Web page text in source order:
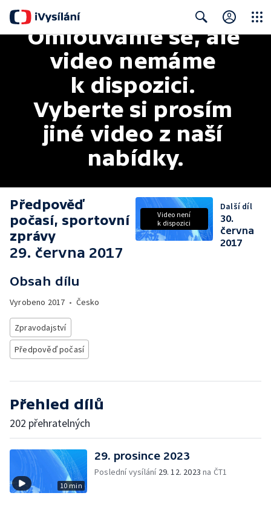
Search
Omlouváme se, ale
video nemáme
k dispozici.
Vyberte si prosím
jiné video z naší
nabídky.
Předpověď
počasí, sportovní
zprávy
29. června 2017
Obsah dílu
Vyrobeno 2017 • Česko
Zpravodajství
Předpověď počasí
Video není
k dispozici
Další díl
30.
června
2017
Přehled dílů
202 přehratelných
10 min
29. prosince 2023
Poslední vysílání 29. 12. 2023 na ČT1